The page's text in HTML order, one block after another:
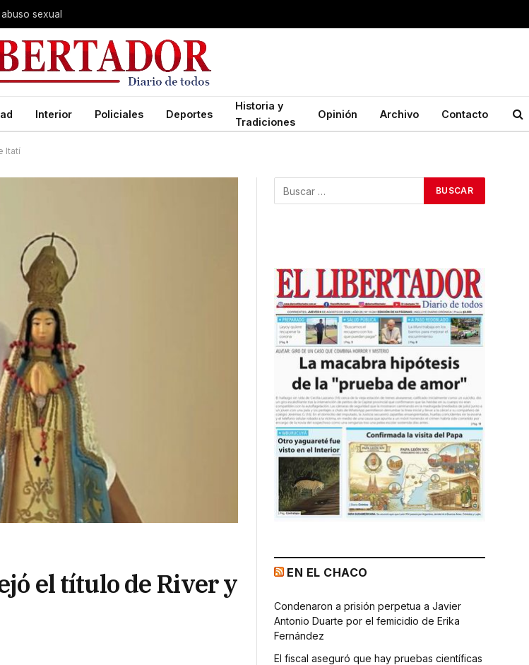
sexual
Interior Policiales Deportes
Historia y
Tradiciones
Opinión Archivo Contacto
Itatí
el título de River y
EN EL CHACO
Condenaron a prisión perpetua a Javier
Antonio Duarte por el femicidio de Erika
Fernández
El fiscal aseguró que hay pruebas científicas